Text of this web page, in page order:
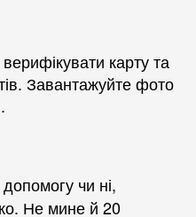
карту та
Завантажуйте фото
чи ні,
Не мине й 20